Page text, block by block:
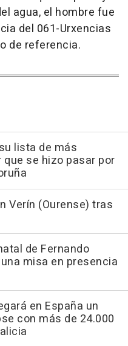
agua, el hombre fue
del 061-Urxencias
de referencia.
lista de más
se hizo pasar por
Verín (Ourense) tras
de Fernando
misa en presencia
en España un
con más de 24.000